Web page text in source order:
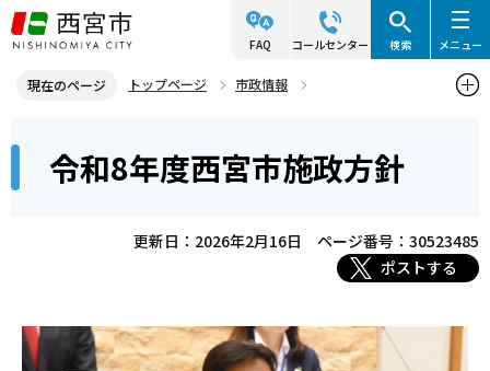
こ
の
ジ
先
FAQ コールセンター 検索 メニュー
現在のページ トップページ
市政情報
令和8年度西宮市施政方針
こ
令和8年度西宮市施政方針
更新日：2026年2月16日
ページ番号：30523485
ポストする